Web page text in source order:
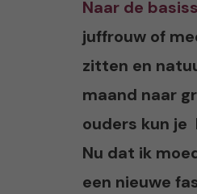
Naar de
juffrouw of
zitten en
maand naar
ouders kun
Nu dat ik
een nieuwe